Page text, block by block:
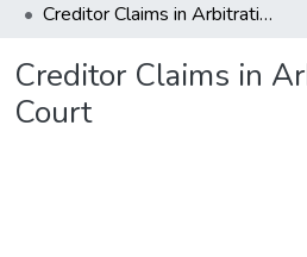
Creditor Claims in Arbitration and in Court
Creditor Claims in
Court